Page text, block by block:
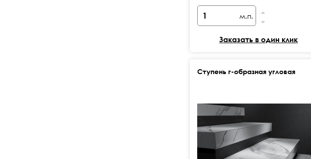
м.п.
Заказать в один клик
Ступень г-образная угловая